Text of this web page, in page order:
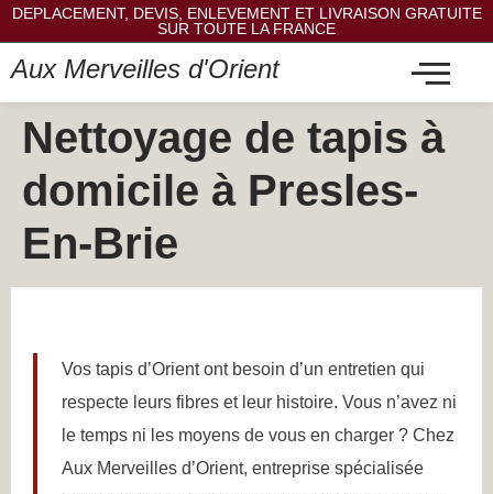
DEPLACEMENT, DEVIS, ENLEVEMENT ET LIVRAISON GRATUITE
SUR TOUTE LA FRANCE
Aux Merveilles d'Orient
Nettoyage de tapis à
domicile à Presles-
En-Brie
Vos tapis d’Orient ont besoin d’un entretien qui
respecte leurs fibres et leur histoire. Vous n’avez ni
le temps ni les moyens de vous en charger ? Chez
Aux Merveilles d’Orient, entreprise spécialisée